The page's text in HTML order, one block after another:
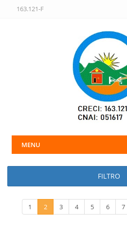
163.121-F
MENU
FILTRO
1 2 3 4 5 6 7